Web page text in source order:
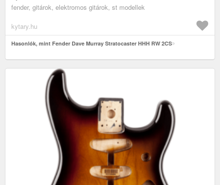
fender, gitárok, elektromos gitárok, st modellek
kytary.hu
Hasonlók, mint Fender Dave Murray Stratocaster HHH RW 2CS